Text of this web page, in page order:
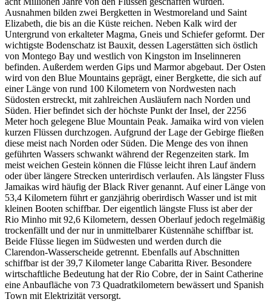
Ausnahmen bilden zwei Bergketten in Westmoreland und Saint
Elizabeth, die bis an die Küste reichen. Neben Kalk wird der
Untergrund von erkalteter Magma, Gneis und Schiefer geformt. Der
wichtigste Bodenschatz ist Bauxit, dessen Lagerstätten sich östlich
von Montego Bay und westlich von Kingston im Inselinneren
befinden. Außerdem werden Gips und Marmor abgebaut. Der Osten
wird von den Blue Mountains geprägt, einer Bergkette, die sich auf
einer Länge von rund 100 Kilometern von Nordwesten nach
Südosten erstreckt, mit zahlreichen Ausläufern nach Norden und
Süden. Hier befindet sich der höchste Punkt der Insel, der 2256
Meter hoch gelegene Blue Mountain Peak. Jamaika wird von vielen
kurzen Flüssen durchzogen. Aufgrund der Lage der Gebirge fließen
diese meist nach Norden oder Süden. Die Menge des von ihnen
geführten Wassers schwankt während der Regenzeiten stark. Im
meist weichen Gestein können die Flüsse leicht ihren Lauf ändern
oder über längere Strecken unterirdisch verlaufen. Als längster Fluss
Jamaikas wird häufig der Black River genannt. Auf einer Länge von
53,4 Kilometern führt er ganzjährig oberirdisch Wasser und ist mit
kleinen Booten schiffbar. Der eigentlich längste Fluss ist aber der
Rio Minho mit 92,6 Kilometern, dessen Oberlauf jedoch regelmäßig
trockenfällt und der nur in unmittelbarer Küstennähe schiffbar ist.
Beide Flüsse liegen im Südwesten und werden durch die
Clarendon-Wasserscheide getrennt. Ebenfalls auf Abschnitten
schiffbar ist der 39,7 Kilometer lange Cabaritta River. Besondere
wirtschaftliche Bedeutung hat der Rio Cobre, der in Saint Catherine
eine Anbaufläche von 73 Quadratkilometern bewässert und Spanish
Town mit Elektrizität versorgt.